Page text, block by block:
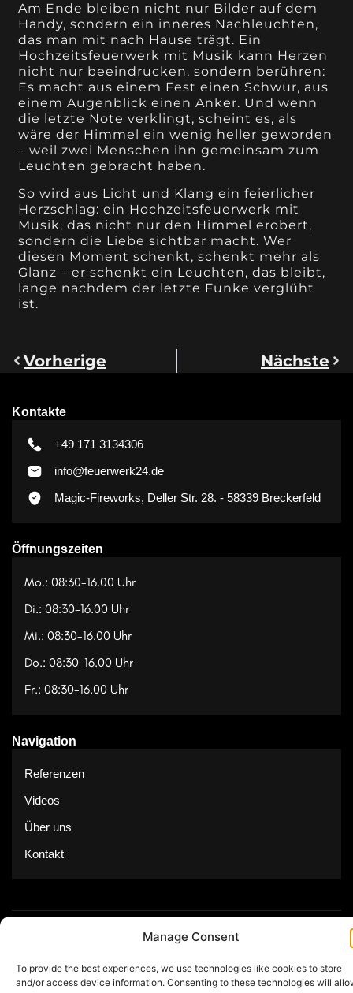
Manage Consent
To provide the best experiences, we use technologies like cookies to store
and/or access device information. Consenting to these technologies will
Am Ende bleiben nicht nur Bilder auf dem
Handy, sondern ein inneres Nachleuchten,
das man mit nach Hause trägt. Ein
Hochzeitsfeuerwerk mit Musik kann Herzen
nicht nur beeindrucken, sondern berühren:
Es macht aus einem Fest einen Schwur, aus
einem Augenblick einen Anker. Und wenn
die letzte Note verklingt, scheint es, als
wäre der Himmel ein wenig heller geworden
– weil zwei Menschen ihn gemeinsam zum
Leuchten gebracht haben.
So wird aus Licht und Klang ein feierlicher
Herzschlag: ein Hochzeitsfeuerwerk mit
Musik, das nicht nur den Himmel erobert,
sondern die Liebe sichtbar macht. Wer
diesen Moment schenkt, schenkt mehr als
Glanz – er schenkt ein Leuchten, das bleibt,
lange nachdem der letzte Funke verglüht
ist.
Vorherige Nächste
Kontakte
+49 171 3134306
info@feuerwerk24.de
Magic-Fireworks, Deller Str. 28. - 58339 Breckerfeld
Öffnungszeiten
Mo.: 08:30-16.00 Uhr
Di.: 08:30-16.00 Uhr
Mi.: 08:30-16.00 Uhr
Do.: 08:30-16.00 Uhr
Fr.: 08:30-16.00 Uhr
Navigation
Referenzen
Videos
Über uns
Kontakt
© Copyright 2025 by Feuerwerk24
Impressum Datenschutz